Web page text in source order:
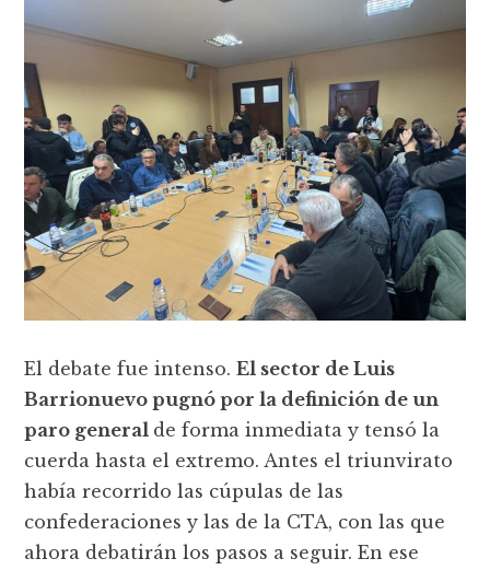
El debate fue intenso.El sector de Luis
Barrionuevo pugnó por la definición de un
paro general de forma inmediata y tensó la
cuerda hasta el extremo. Antes el triunvirato
había recorrido las cúpulas de las
confederaciones y las de la CTA, con las que
ahora debatirán los pasos a seguir. En ese